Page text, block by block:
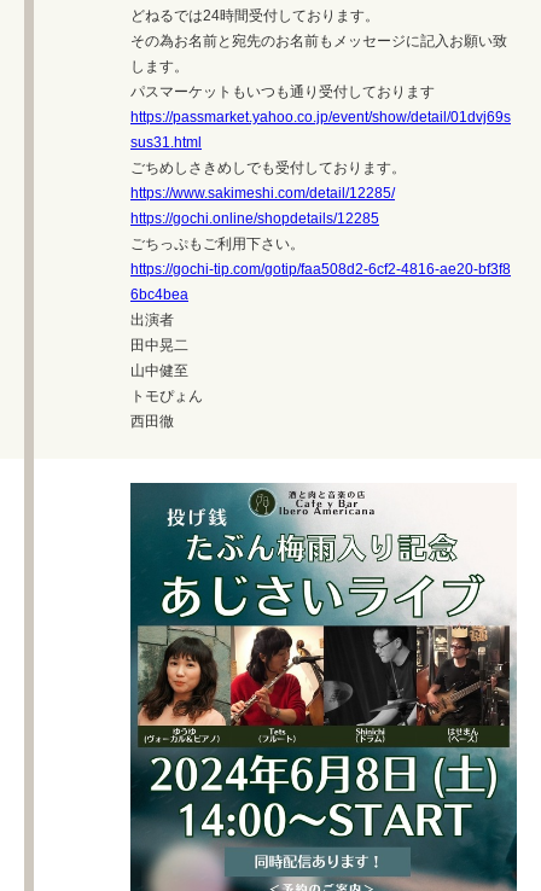
どねるでは24時間受付しております。
その為お名前と宛先のお名前もメッセージに記入お願い致
します。
パスマーケットもいつも通り受付しております
https://passmarket.yahoo.co.jp/event/show/detail/01dvj69s
sus31.html
ごちめしさきめしでも受付しております。
https://www.sakimeshi.com/detail/12285/
https://gochi.online/shopdetails/12285
ごちっぷもご利用下さい。
https://gochi-tip.com/gotip/faa508d2-6cf2-4816-ae20-bf3f8
6bc4bea
出演者
田中晃二
山中健至
トモぴょん
西田徹